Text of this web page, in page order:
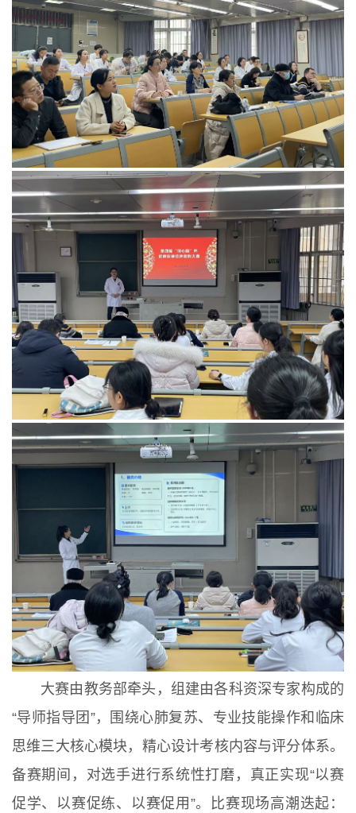
大赛由教务部牵头，组建由各科资深专家构成的
“导师指导团”，围绕心肺复苏、专业技能操作和临床
思维三大核心模块，精心设计考核内容与评分体系。
备赛期间，对选手进行系统性打磨，真正实现“以赛
促学、以赛促练、以赛促用”。比赛现场高潮迭起：